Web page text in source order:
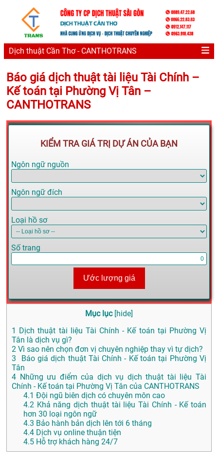
Dịch thuật Cần Thơ - CANTHOTRANS
Báo giá dịch thuật tài liệu Tài Chính –
Kế toán tại Phường Vị Tân –
CANTHOTRANS
KIỂM TRA GIÁ TRỊ DỰ ÁN CỦA BẠN
Ngôn ngữ nguồn
Ngôn ngữ đích
Loại hồ sơ
Số trang
Ước lượng giá
Mục lục [hide]
1
Dịch thuật tài liệu Tài Chính - Kế toán tại Phường Vị
Tân là dịch vụ gì?
2 Vì sao nên chọn đơn vị chuyên nghiệp thay vì tự dịch?
3 Báo giá dịch thuật Tài Chính - Kế toán tại Phường Vị
Tân
4 Những ưu điểm của dịch vụ dịch thuật tài liệu Tài
Chính - Kế toán tại Phường Vị Tân của CANTHOTRANS
4.1 Đội ngũ biên dịch có chuyên môn cao
4.2 Khả năng dịch thuật tài liệu Tài Chính - Kế toán
hơn 30 loại ngôn ngữ
4.3 Bảo hành bản dịch lên tới 6 tháng
4.4 Dịch vụ online thuận tiện
4.5 Hỗ trợ khách hàng 24/7